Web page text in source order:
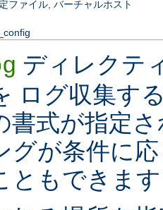
ファイル, バーチャルホスト
ディレクテ
ログ収集す
書式が指定
グが条件に
ともできま